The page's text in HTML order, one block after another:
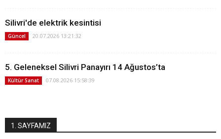
Silivri'de elektrik kesintisi
Güncel 20.07.2026 13:21:32
5. Geleneksel Silivri Panayırı 14 Ağustos’ta
Kültür Sanat 07.08.2026 15:58:39
1. SAYFAMIZ